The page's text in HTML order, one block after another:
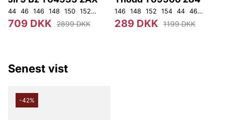
44 46 146 148 150 152 92 96 100 104 108
709 DKK 2899 DKK
146 148 152 154 44 46 48
289 DKK 1199 DKK
Senest vist
-42%